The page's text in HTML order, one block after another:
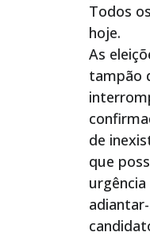
Todos
hoje.
As
tampão
de
que